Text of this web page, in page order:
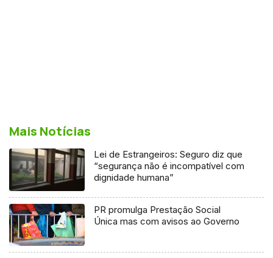
Mais Notícias
Lei de Estrangeiros: Seguro diz que
“segurança não é incompatível com
dignidade humana”
PR promulga Prestação Social
Única mas com avisos ao Governo